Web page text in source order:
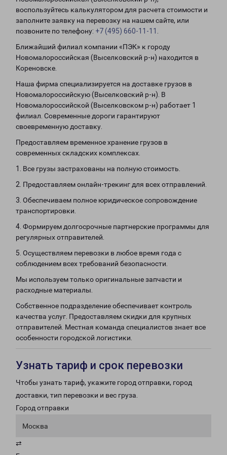
воспользуйтесь калькулятором для расчета стоимости и
заполните заявку на перевозку на нашем сайте, или
позвоните по телефону: +7 (495) 660-11-11
Ближайший филиал компании «ПЭК» к городу
Новомалороссийская (Выселковский р-н) находится в
Кореновске.
Наша фирма специализируется на доставке грузов в
Новомалороссийскую (Выселковский р-н). В
Новомалороссийской (Выселковском р-н) работает 1
филиал. Современные дороги гарантируют
своевременную доставку.
Предоставляем временное хранение грузов в
современных складских комплексах.
1. Все грузы застрахованы на полную стоимость.
2. Предоставляем онлайн-трекинг для всех отправлений.
3. Обеспечиваем полное юридическое сопровождение
транспортировки.
4. Формируем долгосрочные партнерские программы для
регулярных отправителей.
5. Осуществляем перевозки в любое время года с
соблюдением всех требований безопасности.
Мы используем только оригинальные запчасти и
расходные материалы.
Собственное подразделение обеспечивает контроль
качества услуг. Предоставляем скидки для крупных
отправителей. Местная команда специалистов знает все
особенности городской логистики.
Узнать тариф и срок перевозки
Чтобы узнать тариф, укажите город отправки, город
доставки, тип перевозки и вес груза.
Город отправки
Москва
⇄